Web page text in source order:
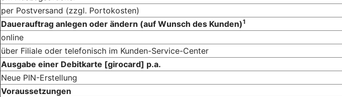
per Postversand (zzgl. Portokosten)
Dauerauftrag anlegen oder ändern (auf Wunsch des Kunden)1
online
über Filiale oder telefonisch im Kunden-Service-Center
Ausgabe einer Debitkarte [girocard] p.a.
Neue PIN-Erstellung
Voraussetzungen